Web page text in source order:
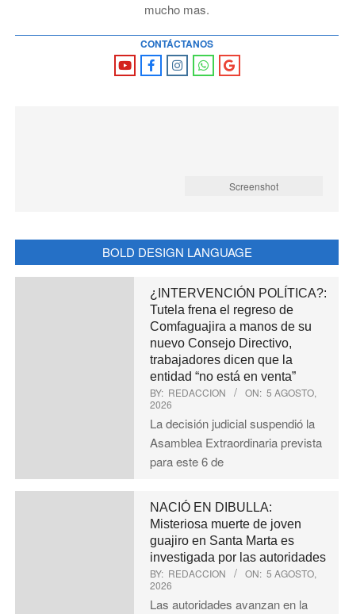
mucho mas.
CONTÁCTANOS
Screenshot
BOLD DESIGN LANGUAGE
¿INTERVENCIÓN POLÍTICA?:
Tutela frena el regreso de
Comfaguajira a manos de su
nuevo Consejo Directivo,
trabajadores dicen que la
entidad “no está en venta”
BY: REDACCION ON: 5 AGOSTO,
2026
La decisión judicial suspendió la
Asamblea Extraordinaria prevista
para este 6 de
NACIÓ EN DIBULLA:
Misteriosa muerte de joven
guajiro en Santa Marta es
investigada por las autoridades
BY: REDACCION ON: 5 AGOSTO,
2026
Las autoridades avanzan en la